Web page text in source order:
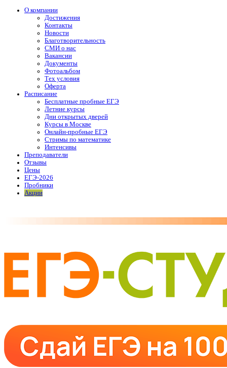
О компании
Достижения
Контакты
Новости
Благотворительность
СМИ о нас
Вакансии
Документы
Фотоальбом
Тех условия
Оферта
Расписание
Бесплатные пробные ЕГЭ
Летние курсы
Дни открытых дверей
Курсы в Москве
Онлайн-пробные ЕГЭ
Стримы по математике
Интенсивы
Преподаватели
Отзывы
Цены
ЕГЭ-2026
Пробники
Акции